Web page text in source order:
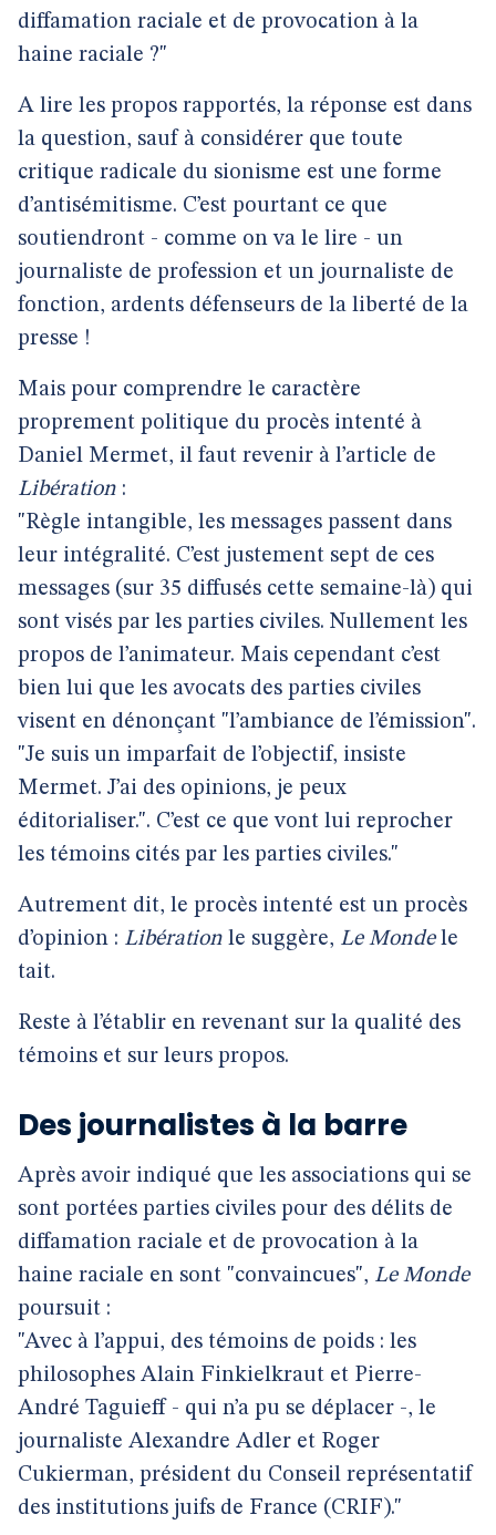
diffamation raciale et de provocation à la
haine raciale ?"
A lire les propos rapportés, la réponse est dans
la question, sauf à considérer que toute
critique radicale du sionisme est une forme
d’antisémitisme. C’est pourtant ce que
soutiendront - comme on va le lire - un
journaliste de profession et un journaliste de
fonction, ardents défenseurs de la liberté de la
presse !
Mais pour comprendre le caractère
proprement politique du procès intenté à
Daniel Mermet, il faut revenir à l’article de
Libération :
"Règle intangible, les messages passent dans
leur intégralité. C’est justement sept de ces
messages (sur 35 diffusés cette semaine-là) qui
sont visés par les parties civiles. Nullement les
propos de l’animateur. Mais cependant c’est
bien lui que les avocats des parties civiles
visent en dénonçant "l’ambiance de l’émission".
"Je suis un imparfait de l’objectif, insiste
Mermet. J’ai des opinions, je peux
éditorialiser.". C’est ce que vont lui reprocher
les témoins cités par les parties civiles."
Autrement dit, le procès intenté est un procès
d’opinion : Libération le suggère, Le Mondele
tait.
Reste à l’établir en revenant sur la qualité des
témoins et sur leurs propos.
Des journalistes à la barre
Après avoir indiqué que les associations qui se
sont portées parties civiles pour des délits de
diffamation raciale et de provocation à la
haine raciale en sont "convaincues", Le Monde
poursuit :
"Avec à l’appui, des témoins de poids : les
philosophes Alain Finkielkraut et Pierre-
André Taguieff - qui n’a pu se déplacer -, le
journaliste Alexandre Adler et Roger
Cukierman, président du Conseil représentatif
des institutions juifs de France (CRIF)."